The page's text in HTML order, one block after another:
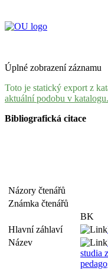
Úplné zobrazení záznamu
Toto je statický export z
aktuální podobu v katalogu.
Bibliografická citace
Názory čtenářů
Známka čtenářů
BK
Hlavní záhlaví
Název
studia